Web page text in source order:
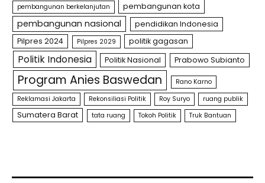
pembangunan berkelanjutan pembangunan kota
pembangunan nasional
pendidikan Indonesia
Pilpres 2024
Pilpres 2029 politik gagasan
Politik Indonesia Politik Nasional Prabowo Subianto
Program Anies Baswedan
Rano Karno
Reklamasi Jakarta
Rekonsiliasi Politik Roy Suryo ruang publik
Sumatera Barat tata ruang Tokoh Politik Truk Bantuan